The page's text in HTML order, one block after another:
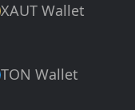
XAUT Wallet
TON Wallet